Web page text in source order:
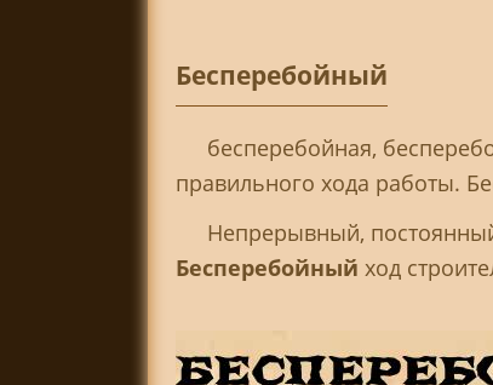
Бесперебойный
бесперебойная,
правильного хода работы.
Непрерывный,
Бесперебойный ход